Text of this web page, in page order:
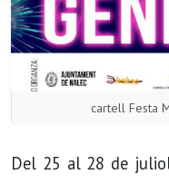
cartell Festa
Del 25 al 28 de